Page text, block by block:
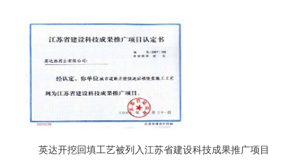
英达开挖回填工艺被列入江苏省建设科技成果推广项目